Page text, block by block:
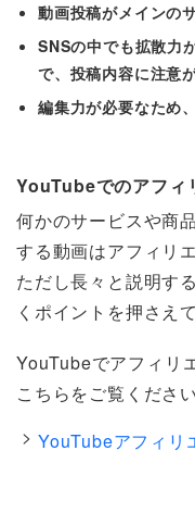
動画投稿がメインの
SNSの中でも拡散力
で、投稿内容に注意
編集力が必要なため
YouTubeでのアフィ
何かのサービスや商
する動画はアフィリ
ただし長々と説明す
くポイントを押さえ
YouTubeでアフィリ
こちらをご覧ください
YouTubeアフィリ